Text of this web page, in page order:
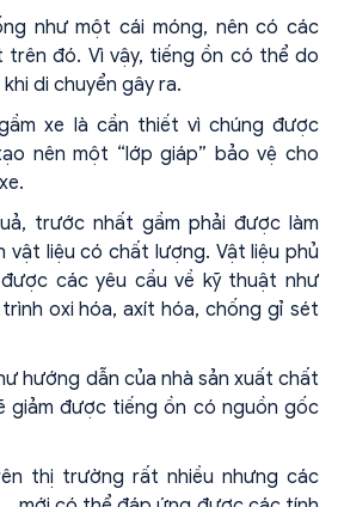
như một cái móng, nên có các
đó. Vì vậy, tiếng ồn có thể do
di chuyển gây ra.
xe là cần thiết vì chúng được
nên một “lớp giáp” bảo vệ cho
trước nhất gầm phải được làm
vật liệu có chất lượng. Vật liệu phủ
các yêu cầu về kỹ thuật như
oxi hóa, axít hóa, chống gỉ sét
hướng dẫn của nhà sản xuất chất
giảm được tiếng ồn có nguồn gốc
thị trường rất nhiều nhưng các